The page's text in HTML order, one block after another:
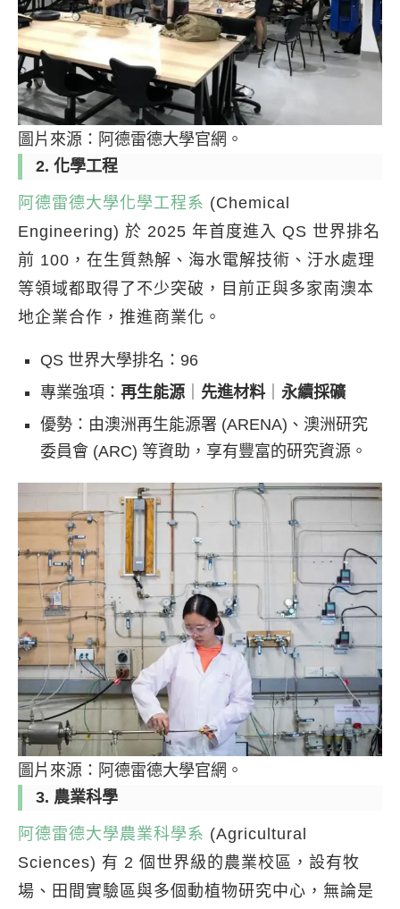
圖片來源：阿德雷德大學官網。
2. 化學工程
阿德雷德大學化學工程系 (Chemical
Engineering) 於 2025 年首度進入 QS 世界排名
前 100，在生質熱解、海水電解技術、汙水處理
等領域都取得了不少突破，目前正與多家南澳本
地企業合作，推進商業化。
QS 世界大學排名：96
專業強項： 再生能源 先進材料｜ 永續採礦
優勢：由澳洲再生能源署 (ARENA)、澳洲研究
委員會 (ARC) 等資助，享有豐富的研究資源。
圖片來源：阿德雷德大學官網。
3. 農業科學
阿德雷德大學農業科學系 (Agricultural
Sciences) 有 2 個世界級的農業校區，設有牧
場、田間實驗區與多個動植物研究中心，無論是